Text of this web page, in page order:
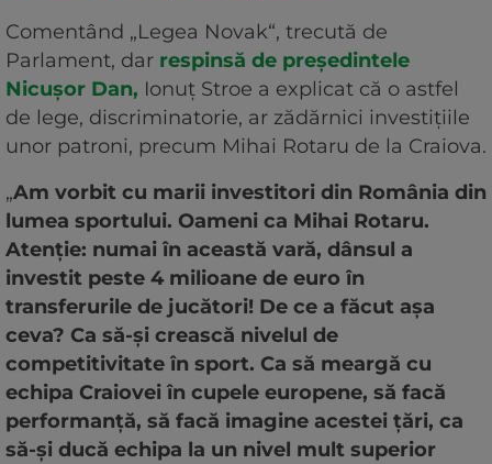
Comentând „Legea Novak“, trecută de
Parlament, dar respinsă de președintele
Nicușor Dan, Ionuț Stroe a explicat că o astfel
de lege, discriminatorie, ar zădărnici investițiile
unor patroni, precum Mihai Rotaru de la Craiova.
„Am vorbit cu marii investitori din România din
lumea sportului. Oameni ca Mihai Rotaru.
Atenție: numai în această vară, dânsul a
investit peste 4 milioane de euro în
transferurile de jucători! De ce a făcut așa
ceva? Ca să-și crească nivelul de
competitivitate în sport. Ca să meargă cu
echipa Craiovei în cupele europene, să facă
performanță, să facă imagine acestei țări, ca
să-și ducă echipa la un nivel mult superior